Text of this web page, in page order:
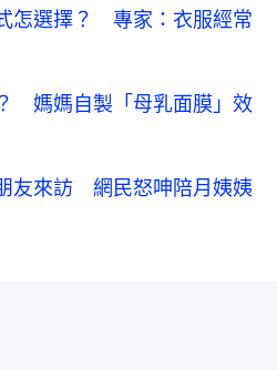
怎選擇？ 專家：衣服經常
媽媽自製「母乳面膜」效
友來訪 網民怒呻陪月姨姨